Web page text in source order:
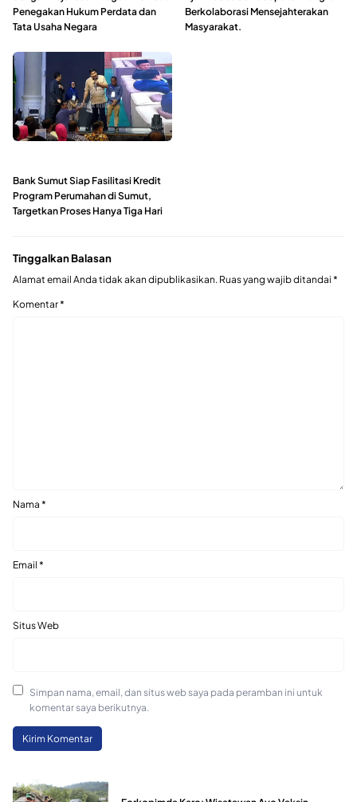
Penegakan Hukum Perdata dan
Tata Usaha Negara
Berkolaborasi Mensejahterakan
Masyarakat.
Bank Sumut Siap Fasilitasi Kredit
Program Perumahan di Sumut,
Targetkan Proses Hanya Tiga Hari
Tinggalkan Balasan
Alamat email Anda tidak akan dipublikasikan. Ruas yang wajib ditandai *
Komentar*
Nama *
Email *
Situs Web
Simpan nama, email, dan situs web saya pada peramban ini untuk
komentar saya berikutnya.